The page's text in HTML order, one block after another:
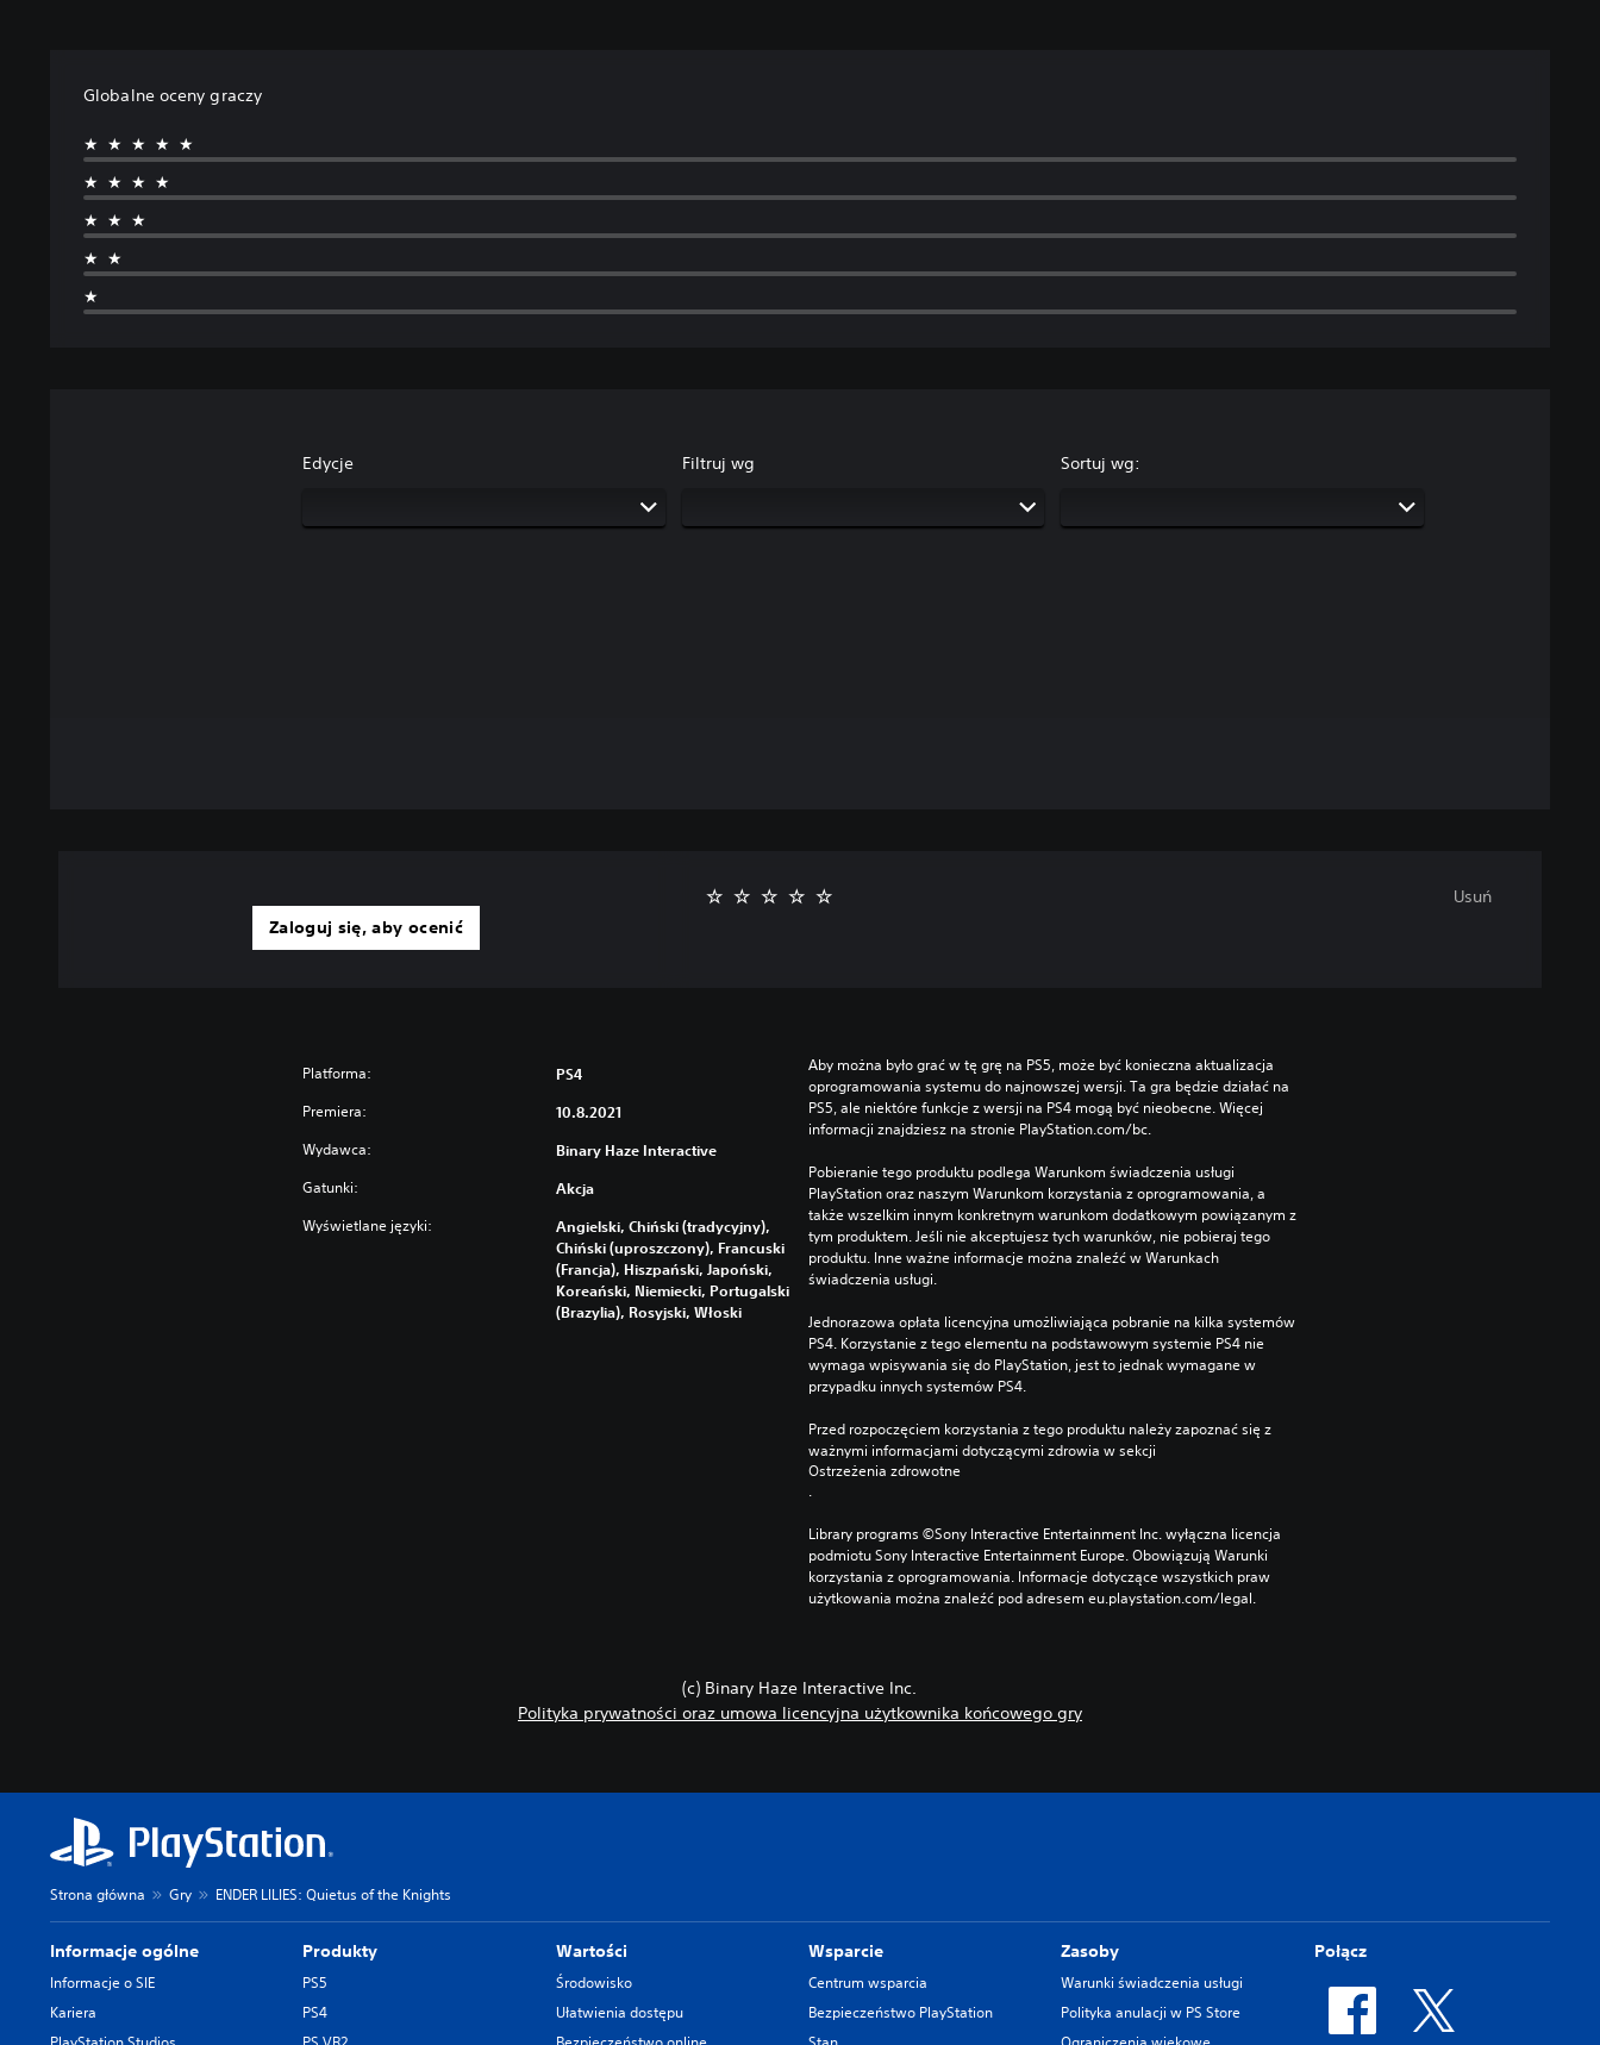
Globalne oceny graczy
★★★★★
★★★★
★★★
★★
★
Edycje Filtruj wg Sortuj wg:
Zaloguj się, aby ocenić
Usuń
Platforma: PS4
Premiera: 10.8.2021
Wydawca: Binary Haze Interactive
Gatunki: Akcja
Wyświetlane języki:
Angielski, Chiński (tradycyjny),
Chiński (uproszczony), Francuski
(Francja), Hiszpański, Japoński,
Koreański, Niemiecki, Portugalski
(Brazylia), Rosyjski, Włoski
Aby można było grać w tę grę na PS5, może być konieczna aktualizacja
oprogramowania systemu do najnowszej wersji. Ta gra będzie działać na
PS5, ale niektóre funkcje z wersji na PS4 mogą być nieobecne. Więcej
informacji znajdziesz na stronie PlayStation.com/bc.
Pobieranie tego produktu podlega Warunkom świadczenia usługi
PlayStation oraz naszym Warunkom korzystania z oprogramowania, a
także wszelkim innym konkretnym warunkom dodatkowym powiązanym z
tym produktem. Jeśli nie akceptujesz tych warunków, nie pobieraj tego
produktu. Inne ważne informacje można znaleźć w Warunkach
świadczenia usługi.
Jednorazowa opłata licencyjna umożliwiająca pobranie na kilka systemów
PS4. Korzystanie z tego elementu na podstawowym systemie PS4 nie
wymaga wpisywania się do PlayStation, jest to jednak wymagane w
przypadku innych systemów PS4.
Przed rozpoczęciem korzystania z tego produktu należy zapoznać się z
ważnymi informacjami dotyczącymi zdrowia w sekcji
Ostrzeżenia zdrowotne
.
Library programs ©Sony Interactive Entertainment Inc. wyłączna licencja
podmiotu Sony Interactive Entertainment Europe. Obowiązują Warunki
korzystania z oprogramowania. Informacje dotyczące wszystkich praw
użytkowania można znaleźć pod adresem eu.playstation.com/legal.
(c) Binary Haze Interactive Inc.
Polityka prywatności oraz umowa licencyjna użytkownika końcowego gry
Strona główna Gry ENDER LILIES: Quietus of the Knights
Informacje ogólne
Informacje o SIE
Kariera
Produkty
PS5
PS4
Wartości
Środowisko
Ułatwienia dostępu
Wsparcie
Centrum wsparcia
Bezpieczeństwo PlayStation
Zasoby
Warunki świadczenia usługi
Polityka anulacji w PS Store
Połącz